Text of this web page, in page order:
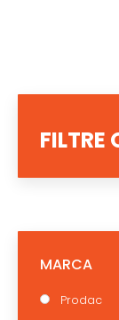
FILTRE
MARCA
Prodac